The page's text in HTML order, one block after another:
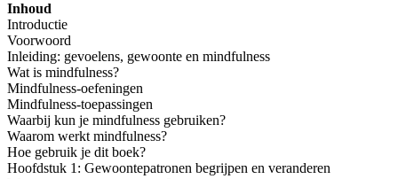
Inhoud
Introductie
Voorwoord
Inleiding: gevoelens, gewoonte en mindfulness
Wat is mindfulness?
Mindfulness-oefeningen
Mindfulness-toepassingen
Waarbij kun je mindfulness gebruiken?
Waarom werkt mindfulness?
Hoe gebruik je dit boek?
Hoofdstuk 1: Gewoontepatronen begrijpen en veranderen